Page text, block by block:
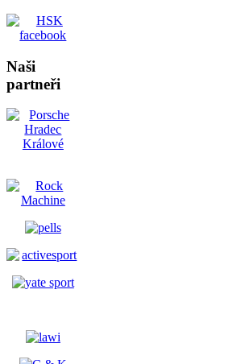
Naši
partneři